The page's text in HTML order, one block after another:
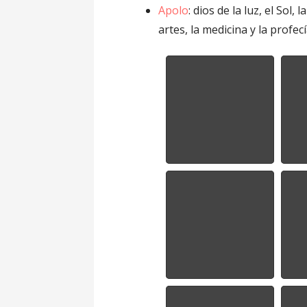
Apolo: dios de la luz, el Sol,
artes, la medicina y la